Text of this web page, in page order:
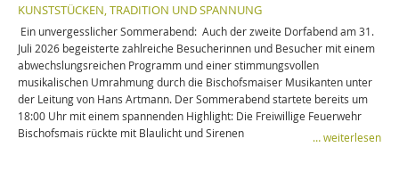
KUNSTSTÜCKEN, TRADITION UND SPANNUNG
Ein unvergesslicher Sommerabend: Auch der zweite Dorfabend am 31.
Juli 2026 begeisterte zahlreiche Besucherinnen und Besucher mit einem
abwechslungsreichen Programm und einer stimmungsvollen
musikalischen Umrahmung durch die Bischofsmaiser Musikanten unter
der Leitung von Hans Artmann. Der Sommerabend startete bereits um
18:00 Uhr mit einem spannenden Highlight: Die Freiwillige Feuerwehr
Bischofsmais rückte mit Blaulicht und Sirenen
… weiterlesen